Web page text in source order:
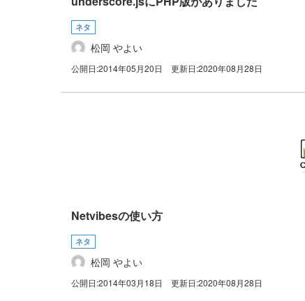
ネタ
松岡 やよい
公開日:2014年05月20日 更新日:2020年08月28日
Netvibesの使い方
ネタ
松岡 やよい
公開日:2014年03月18日 更新日:2020年08月28日